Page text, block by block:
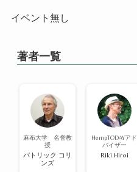
イベント無し
著者一覧
麻布大学 名誉教
授
パトリック コリ
ンズ
HempTODAYアド
バイザー
Riki Hiroi